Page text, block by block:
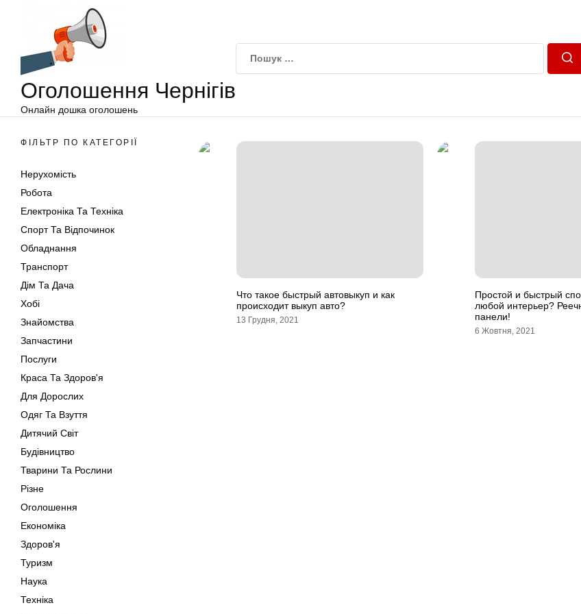
Оголошення Чернігів
Онлайн дошка оголошень
ФІЛЬТР ПО КАТЕГОРІЇ
Нерухомість
Робота
Електроніка Та Техніка
Спорт Та Відпочинок
Обладнання
Транспорт
Дім Та Дача
Хобі
Знайомства
Запчастини
Послуги
Краса Та Здоров'я
Для Дорослих
Одяг Та Взуття
Дитячий Світ
Будівництво
Тварини Та Рослини
Різне
Оголошення
Економіка
Здоров'я
Туризм
Наука
Техніка
Что такое быстрый автовыкуп и как
происходит выкуп авто?
13 Грудня, 2021
Простой и быстрый
любой интерьер?
панели!
6 Жовтня, 2021